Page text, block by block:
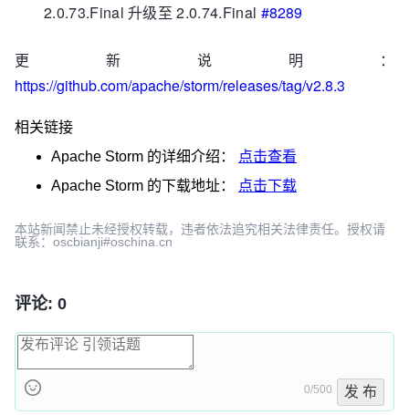
2.0.73.Final 升级至 2.0.74.Final #8289
更新说明：
https://github.com/apache/storm/releases/tag/v2.8.3
相关链接
Apache Storm 的详细介绍：
点击查看
Apache Storm 的下载地址： 点击下载
本站新闻禁止未经授权转载，违者依法追究相关法律责任。授权请
联系：oscbianji#oschina.cn
评论: 0
0/500 发 布